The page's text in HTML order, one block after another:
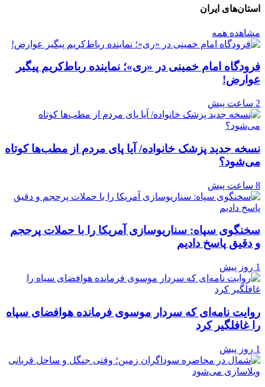
استان‌های ایران
مشاهده همه
فرودگاه امام خمینی در «ری»؛ نماینده رباط‌کریم پیگیر
عوارض!
2 ساعت پیش
نسخه جدید پزشک خانواده/ آیا پای مردم از مطب‌ها‌ کوتاه
می‌شود؟
8 ساعت پیش
سخنگوی سپاه: سناریوسازی آمریکا را با حملات پرحجم‌‌
و دقیق‌ پاسخ دادیم
1 روز پیش
روایت نامه‌ای که سردار موسوی فرمانده هوافضای سپاه
را غافلگیر کرد
1 روز پیش